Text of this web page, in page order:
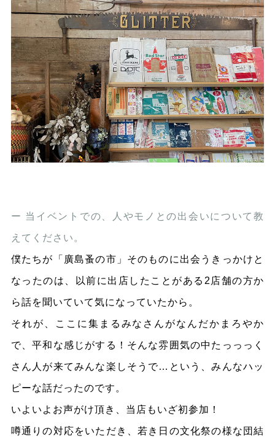
ー 当イベントでの、人やモノとの出会いについて教
えてください。
僕たちが「廣島蚤の市」そのものに出会うきっかけと
なったのは、以前に出店したことがある2店舗の方か
ら話を聞いていて気になっていたから。
それが、ここに集まるみなさんがなんだかまろやか
で、平和な感じがする！そんな雰囲気の中たっっっく
さん人が来てみんな楽しそうで…という、みんなハッ
ピーな話だったのです。
いよいよお声がけ頂き、当店もいざ初参加！
噂通りの対応をいただき、若き日の文化祭の様な団結